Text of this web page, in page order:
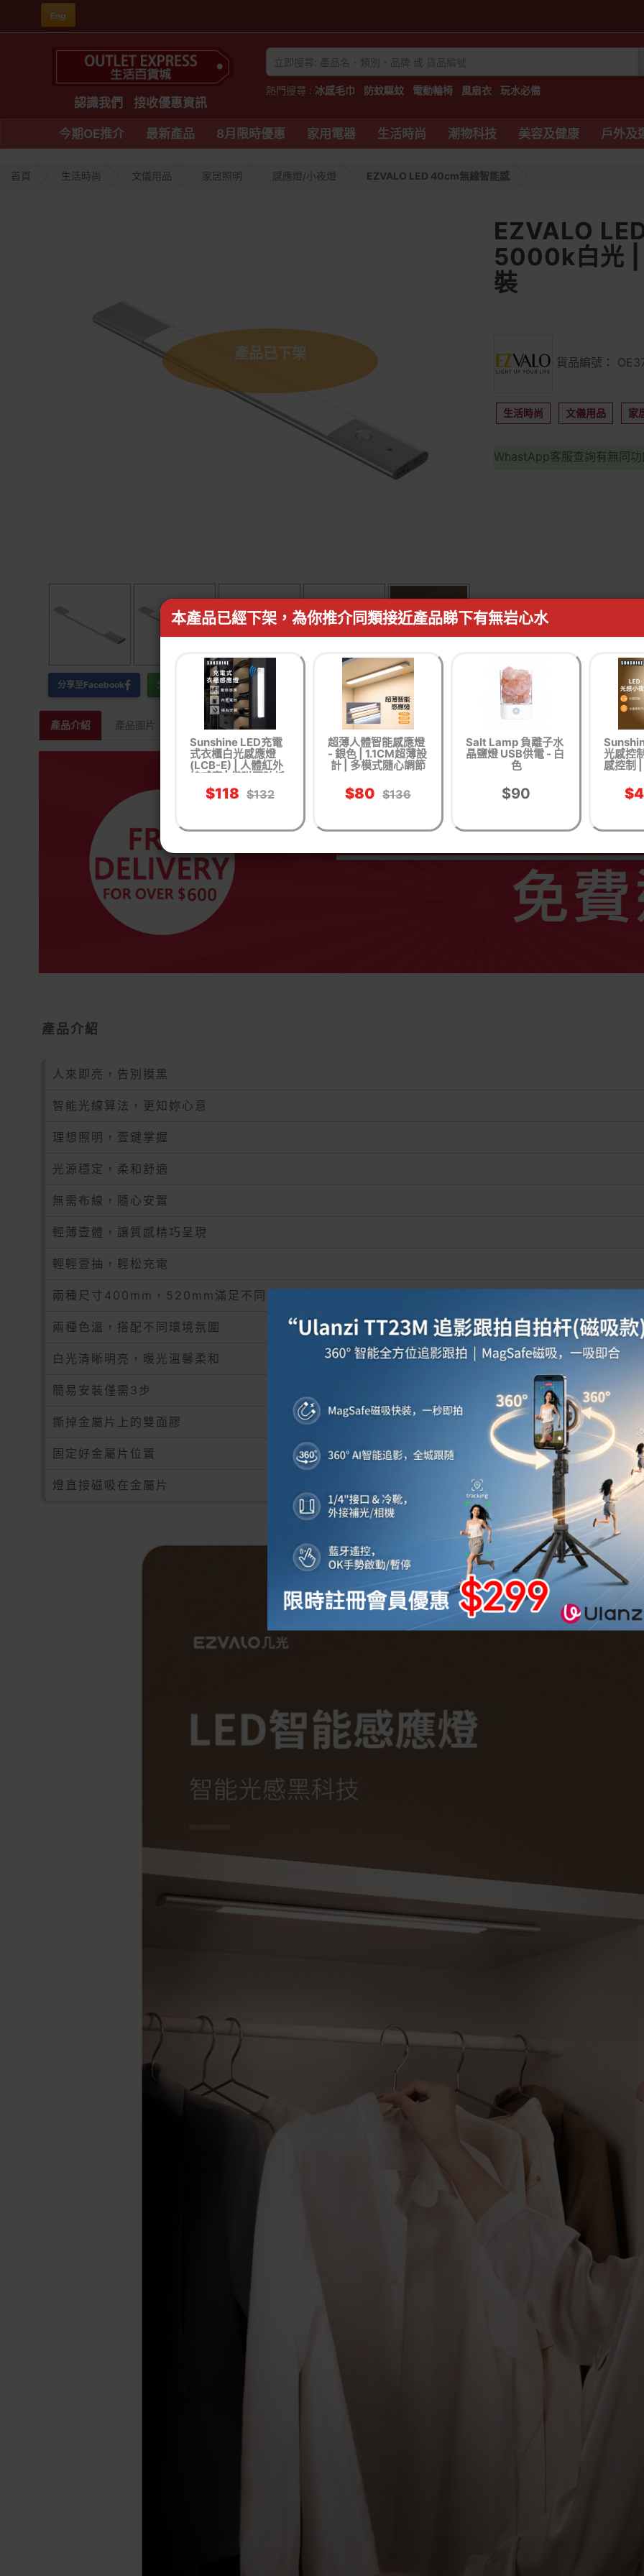
Eng
認識我們 接收優惠資訊
熱門搜尋 : 冰感毛巾 防蚊驅蚊 電動輪椅 風扇衣 玩水必備
今期OE推介 最新產品 8月限時優惠 家用電器 生活時尚 潮物科技 美容及健康 戶外及
首頁 生活時尚 文儀用品 家居照明 感應燈/小夜燈 EZVALO LED 40cm無線智能感
產品已下架
分享至Facebook 分享至WhatsApp
EZVALO
5000k白光 |
裝
貨品編號：
生活時尚 文儀用品 家
WhastApp客服查詢有無同
產品介紹 產品圖片 相關產品
產品介紹
人來即亮，告別摸黑
智能光線算法，更知妳心意
理想照明，壹鍵掌握
光源穩定，柔和舒適
無需布線，隨心安置
輕薄壹體，讓質感精巧呈現
輕輕壹抽，輕松充電
兩種尺寸400mm，520mm滿足不同空間場景
兩種色溫，搭配不同環境氛圍
白光清晰明亮，暖光溫馨柔和
簡易安裝僅需3步
撕掉金屬片上的雙面膠
固定好金屬片位置
燈直接磁吸在金屬片
本產品已經下架，為你推介同類接近產品睇下有無岩心水
Sunshine LED充電
式衣櫃白光感應燈
(LCB-E) | 人體紅外
線感應 | 備磁石貼紙
安裝
$118 $132
超薄人體智能感應燈
- 銀色 | 1.1CM超薄設
計 | 多模式隨心調節
$80 $136
Salt Lamp 負離子水
晶鹽燈 USB供電 - 白
色
$90
光感控
感控制